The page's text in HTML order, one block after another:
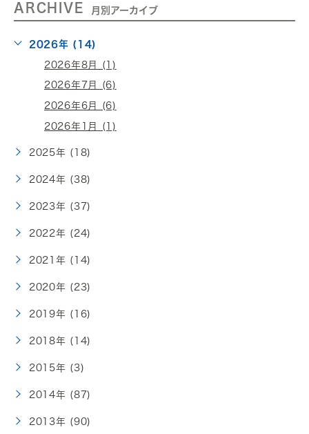
ARCHIVE 月別アーカイブ
2026年 (14)
2026年8月 (1)
2026年7月 (6)
2026年6月 (6)
2026年1月 (1)
2025年 (18)
2024年 (38)
2023年 (37)
2022年 (24)
2021年 (14)
2020年 (23)
2019年 (16)
2018年 (14)
2015年 (3)
2014年 (87)
2013年 (90)